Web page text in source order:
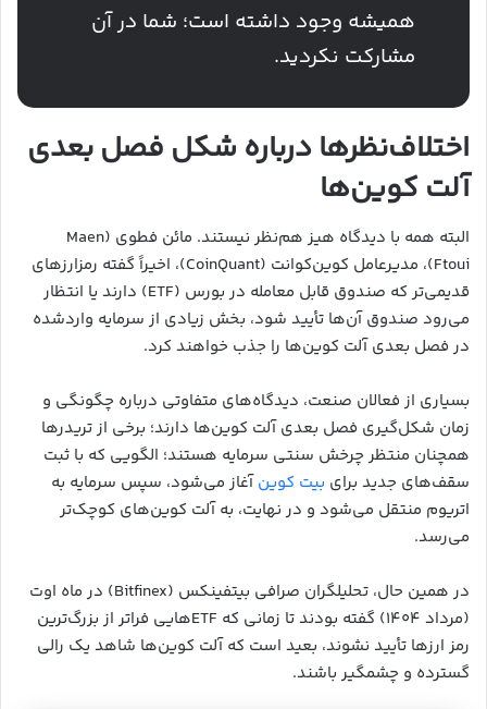
همیشه وجود داشته است؛ شما در آن
مشارکت نکردید.
اختلاف‌نظرها درباره شکل فصل بعدی
آلت کوین‌ها
البته همه با دیدگاه هیز هم‌نظر نیستند. مائن فطوی (Maen
Ftoui)، مدیرعامل کوین‌کوانت (CoinQuant)، اخیراً گفته رمزارزهای
قدیمی‌تر که صندوق قابل معامله در بورس (ETF) دارند یا انتظار
می‌رود صندوق آن‌ها تأیید شود، بخش زیادی از سرمایه واردشده
در فصل بعدی آلت کوین‌ها را جذب خواهند کرد.
بسیاری از فعالان صنعت، دیدگاه‌های متفاوتی درباره چگونگی و
زمان شکل‌گیری فصل بعدی آلت کوین‌ها دارند؛ برخی از تریدرها
همچنان منتظر چرخش سنتی سرمایه هستند؛ الگویی که با ثبت
سقف‌های جدید برای بیت کوینآغاز می‌شود، سپس سرمایه به
اتریوم منتقل می‌شود و در نهایت، به آلت کوین‌های کوچک‌تر
می‌رسد.
در همین حال، تحلیلگران صرافی بیتفینکس (Bitfinex) در ماه اوت
(مرداد ۱۴۰۴) گفته بودند تا زمانی که ETFهایی فراتر از بزرگ‌ترین
رمز ارزها تأیید نشوند، بعید است که آلت کوین‌ها شاهد یک رالی
گسترده و چشمگیر باشند.